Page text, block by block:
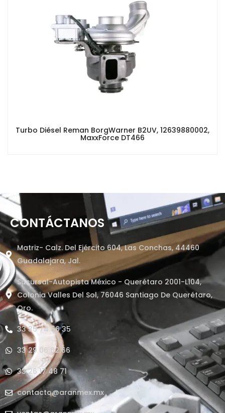
Turbo Diésel Reman BorgWarner B2UV, 12639880002,
MaxxForce DT466
CONTÁCTANOS
Matriz- Calz. Del Ejército 604, Las Conchas, 44460
Guadalajara, Jal.
Sucursal-Autopista México - Querétaro 2001-L104,
Colonia Valles Del Sol, 76046 Santiago De Querétaro,
Qro.
33 35 74 56 35
33 29 06 62 66
33 26 17 48 71
contacto@aranmex.mx